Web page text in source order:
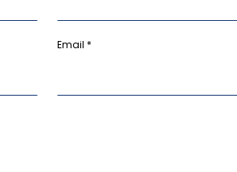
Email *